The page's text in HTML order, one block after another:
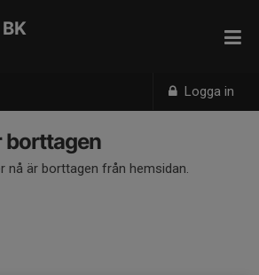
Logga in
borttagen
nå är borttagen från hemsidan.